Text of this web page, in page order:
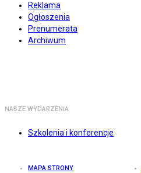
Reklama
Ogłoszenia
Prenumerata
Archiwum
NASZE WYDARZENIA
Szkolenia i konferencje
MAPA STRONY